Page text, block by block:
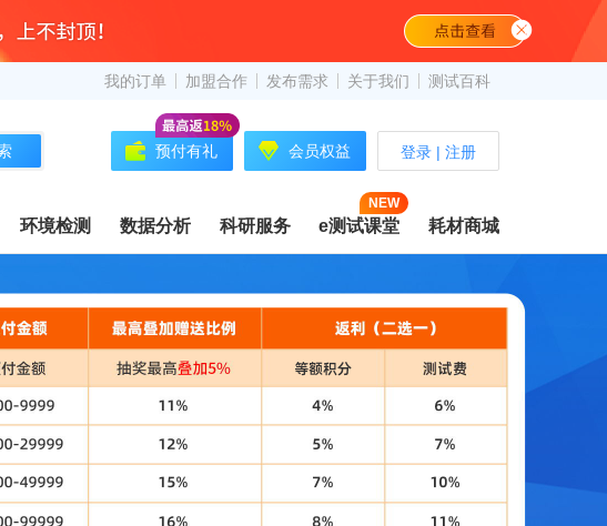
我的订单 加盟合作 发布需求 关于我们 测试百科
预付有礼 会员权益 登录 | 注册
环境检测 数据分析 科研服务 e测试课堂
NEW
耗材商城